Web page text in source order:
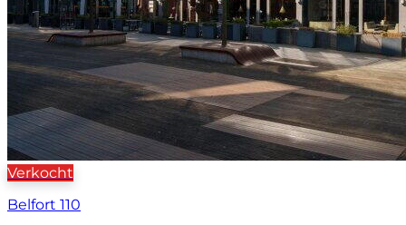
Verkocht
Belfort 110